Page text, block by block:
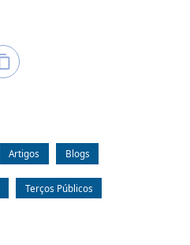
Artigos Blogs
Terços Públicos